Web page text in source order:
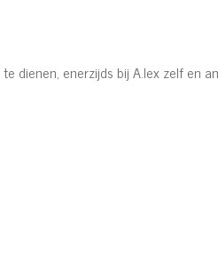
dienen, enerzijds bij A.lex zelf en